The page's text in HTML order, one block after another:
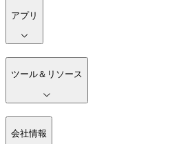
アプリ
ツール＆リソース
会社情報